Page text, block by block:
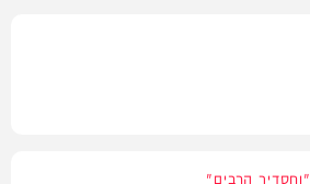
"וחסדיך הרבים"